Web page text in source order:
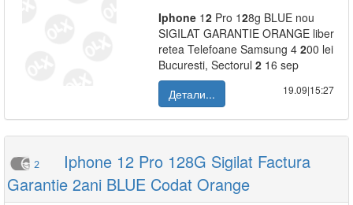
Iphone 12 Pro 128g BLUE nou
SIGILAT GARANTIE ORANGE liber
retea Telefoane Samsung 4 200 lei
Bucuresti, Sectorul 2 16 sep
Детали...
19.09|15:27
2
Iphone 12 Pro 128G Sigilat Factura
Garantie 2ani BLUE Codat Orange